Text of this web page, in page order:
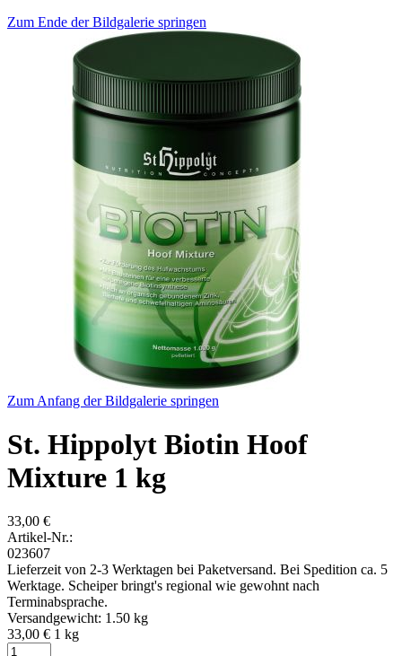
Zum Ende der Bildgalerie springen
Zum Anfang der Bildgalerie springen
St. Hippolyt Biotin Hoof
Mixture 1 kg
33,00 €
Artikel-Nr.:
023607
Lieferzeit von 2-3 Werktagen bei Paketversand. Bei Spedition ca. 5
Werktage. Scheiper bringt's regional wie gewohnt nach
Terminabsprache.
Versandgewicht: 1.50 kg
33,00 € 1 kg